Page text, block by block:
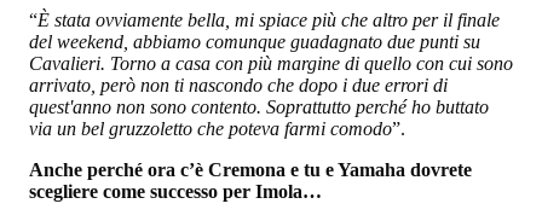
“È stata ovviamente bella, mi spiace più che altro per il finale
del weekend, abbiamo comunque guadagnato due punti su
Cavalieri. Torno a casa con più margine di quello con cui sono
arrivato, però non ti nascondo che dopo i due errori di
quest'anno non sono contento. Soprattutto perché ho buttato
via un bel gruzzoletto che poteva farmi comodo”.
Anche perché ora c’è Cremona e tu e Yamaha dovrete
scegliere come successo per Imola…